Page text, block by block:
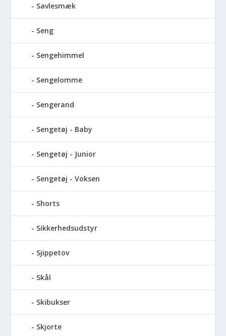
Savlesmæk
Seng
Sengehimmel
Sengelomme
Sengerand
Sengetøj - Baby
Sengetøj - Junior
Sengetøj - Voksen
Shorts
Sikkerhedsudstyr
Sjippetov
Skål
Skibukser
Skjorte